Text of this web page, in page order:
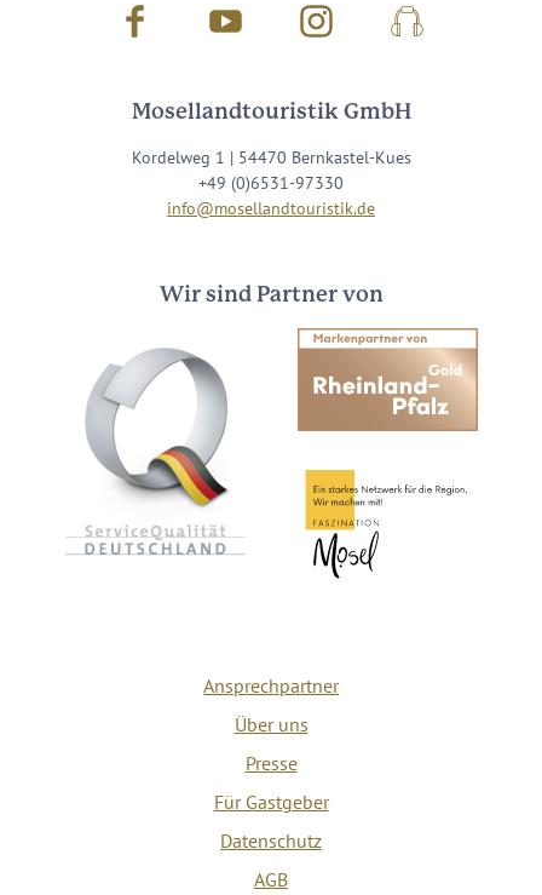
Facebook Youtube InstagramPodcast
Mosellandtouristik GmbH
Kordelweg 1 | 54470 Bernkastel-Kues
+49 (0)6531-97330
info@mosellandtouristik.de
Wir sind Partner von
Ansprechpartner
Über uns
Presse
Für Gastgeber
Datenschutz
AGB